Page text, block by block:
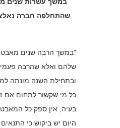
במשך עשרות שנים
שהתחלפה חברה
"במשך הרבה שנים
שלהם ואלא שהרבה
ובתחילת השנה מונתה
כל מי שקשור לתחום אם
בעיה, אין ספק כל
היום יש ביקוש כי